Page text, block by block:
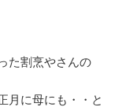
た割烹やさんの
月に母にも・・と